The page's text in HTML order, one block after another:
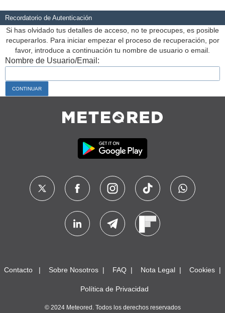
Recordatorio de Autenticación
Si has olvidado tus detalles de acceso, no te preocupes, es posible
recuperarlos. Para iniciar empezar el proceso de recuperación, por
favor, introduce a continuación tu nombre de usuario o email.
Nombre de Usuario/Email:
Contacto Sobre Nosotros FAQ Nota Legal Cookies
Política de Privacidad
© 2024 Meteored. Todos los derechos reservados